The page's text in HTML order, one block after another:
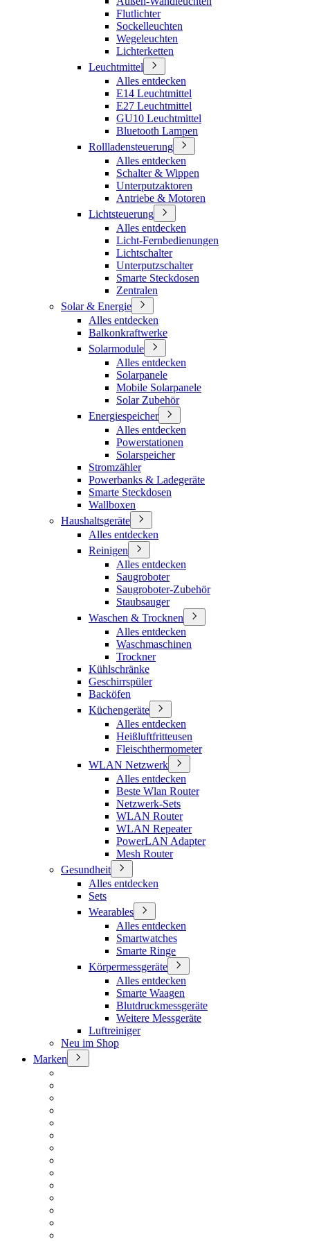
Flutlichter
Sockelleuchten
Wegeleuchten
Lichterketten
Leuchtmittel
Alles entdecken
E14 Leuchtmittel
E27 Leuchtmittel
GU10 Leuchtmittel
Bluetooth Lampen
Rollladensteuerung
Alles entdecken
Schalter & Wippen
Unterputzaktoren
Antriebe & Motoren
Lichtsteuerung
Alles entdecken
Licht-Fernbedienungen
Lichtschalter
Unterputzschalter
Smarte Steckdosen
Zentralen
Solar & Energie
Alles entdecken
Balkonkraftwerke
Solarmodule
Alles entdecken
Solarpanele
Mobile Solarpanele
Solar Zubehör
Energiespeicher
Alles entdecken
Powerstationen
Solarspeicher
Stromzähler
Powerbanks & Ladegeräte
Smarte Steckdosen
Wallboxen
Haushaltsgeräte
Alles entdecken
Reinigen
Alles entdecken
Saugroboter
Saugroboter-Zubehör
Staubsauger
Waschen & Trocknen
Alles entdecken
Waschmaschinen
Trockner
Kühlschränke
Geschirrspüler
Backöfen
Küchengeräte
Alles entdecken
Heißluftfritteusen
Fleischthermometer
WLAN Netzwerk
Alles entdecken
Beste Wlan Router
Netzwerk-Sets
WLAN Router
WLAN Repeater
PowerLAN Adapter
Mesh Router
Gesundheit
Alles entdecken
Sets
Wearables
Alles entdecken
Smartwatches
Smarte Ringe
Körpermessgeräte
Alles entdecken
Smarte Waagen
Blutdruckmessgeräte
Weitere Messgeräte
Luftreiniger
Neu im Shop
Marken